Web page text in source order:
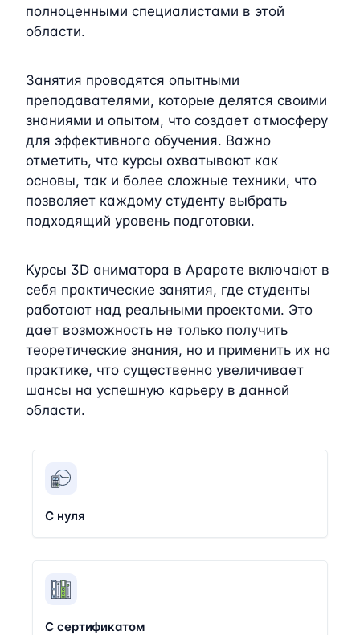
полноценными специалистами в этой
области.
Занятия проводятся опытными
преподавателями, которые делятся своими
знаниями и опытом, что создает атмосферу
для эффективного обучения. Важно
отметить, что курсы охватывают как
основы, так и более сложные техники, что
позволяет каждому студенту выбрать
подходящий уровень подготовки.
Курсы 3D аниматора в Арарате включают в
себя практические занятия, где студенты
работают над реальными проектами. Это
дает возможность не только получить
теоретические знания, но и применить их на
практике, что существенно увеличивает
шансы на успешную карьеру в данной
области.
С нуля
С сертификатом